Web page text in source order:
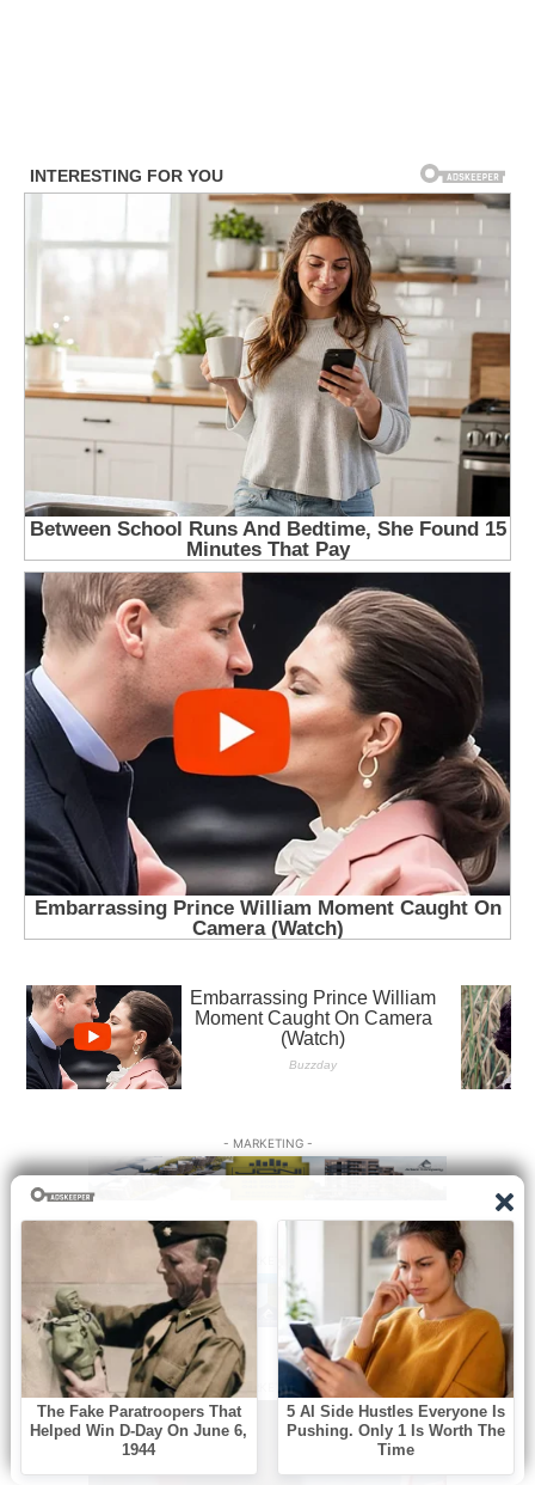
- MARKETING -
- MARKETING -
- MARKETING -